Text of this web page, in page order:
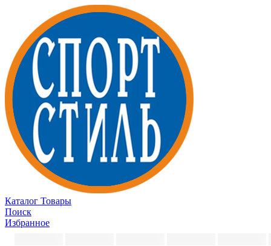
Каталог Товары
Поиск
Избранное